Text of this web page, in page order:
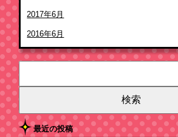
2017年6月
2016年6月
最近の投稿